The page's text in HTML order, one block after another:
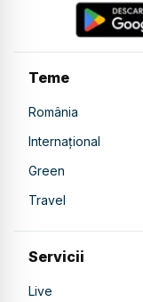
Teme
România
Internațional
Green
Travel
Servicii
Live